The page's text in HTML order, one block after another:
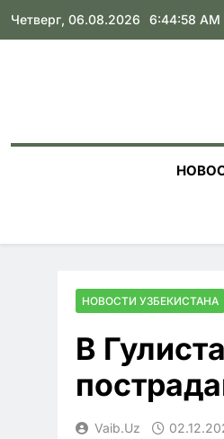
Skip
Четверг, 06.08.2026 6:45:00 AM
НОВОСТИ УЗБЕКИСТАНА
В
Vaib.uz